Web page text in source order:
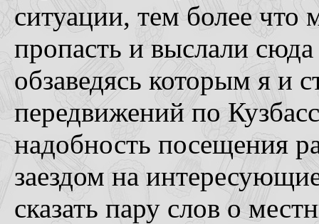
ситуации, тем более что
пропасть и выслали
обзаведясь которым я и
передвижений по
надобность посещения
заездом на
сказать пару слов о